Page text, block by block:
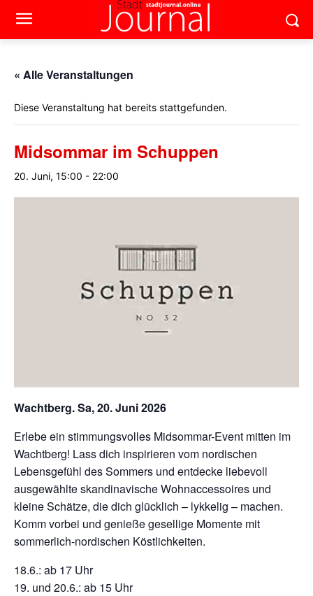
« Alle Veranstaltungen
Diese Veranstaltung hat bereits stattgefunden.
Midsommar im Schuppen
20. Juni, 15:00 - 22:00
Wachtberg. Sa, 20. Juni 2026
Erlebe ein stimmungsvolles Midsommar-Event mitten im
Wachtberg! Lass dich inspirieren vom nordischen
Lebensgefühl des Sommers und entdecke liebevoll
ausgewählte skandinavische Wohnaccessoires und
kleine Schätze, die dich glücklich – lykkelig – machen.
Komm vorbei und genieße gesellige Momente mit
sommerlich-nordischen Köstlichkeiten.
18.6.: ab 17 Uhr
19. und 20.6.: ab 15 Uhr